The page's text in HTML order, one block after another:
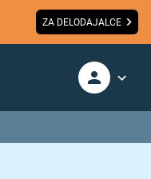
ZA DELODAJALCE